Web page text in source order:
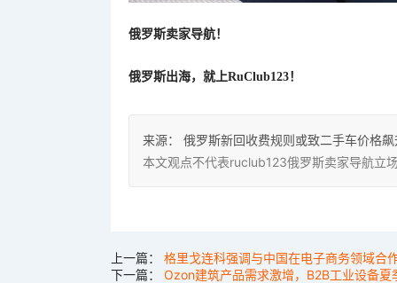
俄罗斯卖家导航！
俄罗斯出海，就上RuClub123！
来源：
俄罗斯新回收费规则或致二手车价格
本文观点不代表ruclub123俄罗斯卖家导航立
上一篇： 格里戈连科强调与中国在电子商务领域合
下一篇： Ozon建筑产品需求激增，B2B工业设备夏